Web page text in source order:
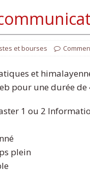
et bourses
et
pour une durée de
1 ou 2
plein